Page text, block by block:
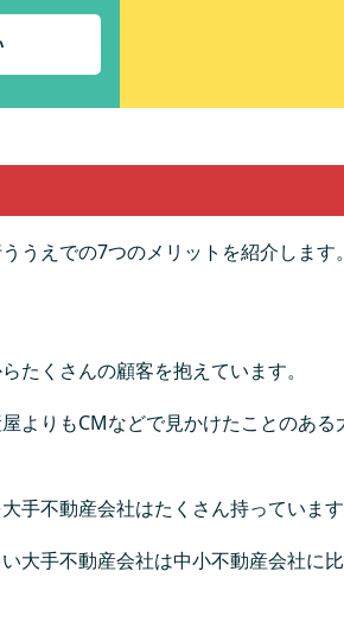
うえでの7つのメリットを紹介します
たくさんの顧客を抱えています。
よりもCMなどで見かけたことのあ
手不動産会社はたくさん持っていま
大手不動産会社は中小不動産会社に